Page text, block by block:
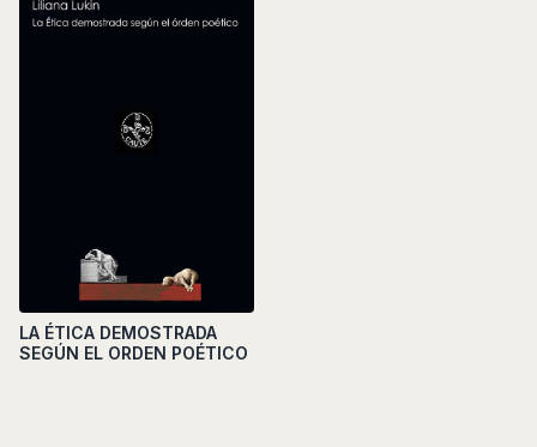
LA ÉTICA DEMOSTRADA
SEGÚN EL ORDEN POÉTICO